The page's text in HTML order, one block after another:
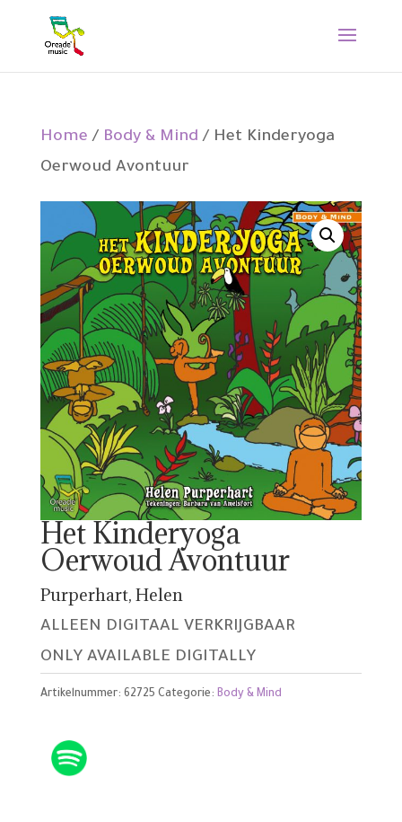
Home / Body & Mind / Het Kinderyoga
Oerwoud Avontuur
Het Kinderyoga
Oerwoud Avontuur
Purperhart, Helen
ALLEEN DIGITAAL VERKRIJGBAAR
ONLY AVAILABLE DIGITALLY
Artikelnummer: 62725 Categorie: Body & Mind